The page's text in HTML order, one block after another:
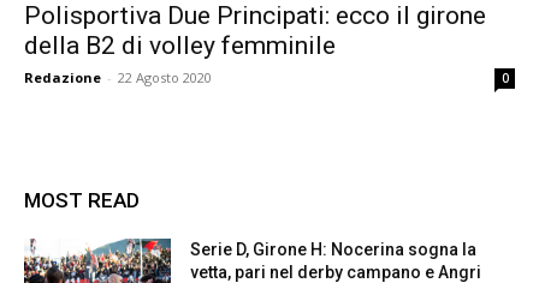
Polisportiva Due Principati: ecco il girone
della B2 di volley femminile
Redazione - 22 Agosto 2020 0
MOST READ
Serie D, Girone H: Nocerina sogna la
vetta, pari nel derby campano e Angri